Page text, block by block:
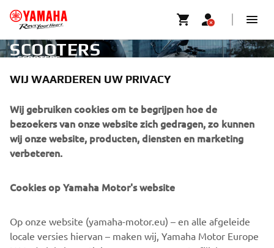
SCOOTERS
SCOOTERS
CORPORATE
BUSINESS
WIJ WAARDEREN UW PRIVACY
Wij gebruiken cookies om te begrijpen hoe de
bezoekers van onze website zich gedragen, zo kunnen
wij onze website, producten, diensten en marketing
verbeteren.
Cookies op Yamaha Motor's website
Op onze website (yamaha-motor.eu) – en alle afgeleide
locale versies hiervan – maken wij, Yamaha Motor Europe